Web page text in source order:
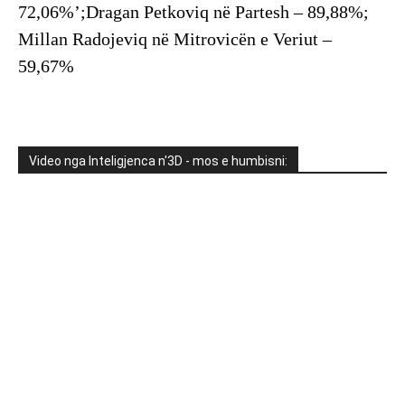
72,06%’;Dragan Petkoviq në Partesh – 89,88%;
Millan Radojeviq në Mitrovicën e Veriut –
59,67%
Video nga Inteligjenca n'3D - mos e humbisni: